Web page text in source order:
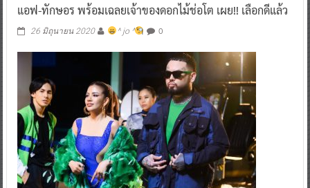
แอฟ-ทักษอร พร้อมเฉลยเจ้าของดอกไม้ช่อโต เผย!! เลือกดีแล้ว
26 มิถุนายน 2020 ^ jo ^ 0